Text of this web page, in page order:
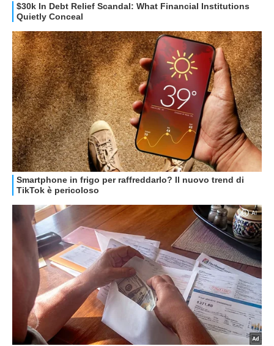
STREAMING E SERIE TV